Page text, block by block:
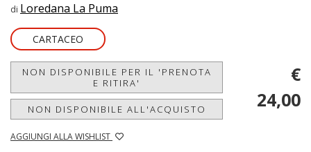
di Loredana La Puma
CARTACEO
NON DISPONIBILE PER IL 'PRENOTA
E RITIRA'
NON DISPONIBILE ALL'ACQUISTO
AGGIUNGI ALLA WISHLIST
€
24,00